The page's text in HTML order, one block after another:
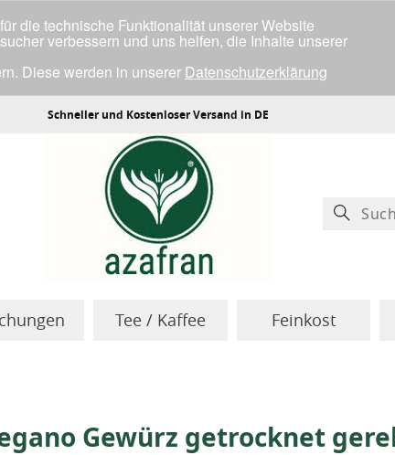
Schneller und Kostenloser Versand in DE
Tee / Kaffee Feinkost
Gewürz getrocknet
die technische Funktionalität unserer Website
verbessern und uns helfen, die Inhalte unserer
Diese werden in unserer Datenschutzerklärung
einverstanden bist.